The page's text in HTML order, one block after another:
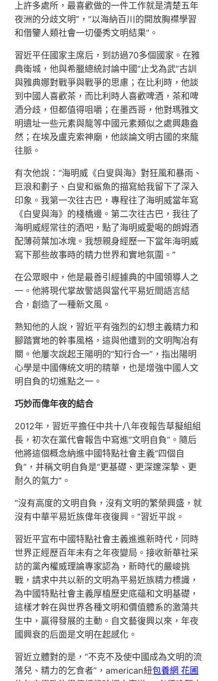
上許多處所，最喜歡做的一件工作就是清楚五年
夜洲的分歧文明”，“以海納百川的開放胸襟學習
和借鑒人類社會一切優秀文明結果”。
習近平任國家主席后，到訪過70多個國家。在雅
典衛城，他與希臘總統討論中國“止戈為武”古訓
與雅典娜對戰爭與戰爭的思慮；在比利時，他談
到中國人喜歡茶，而比利時人喜歡啤酒，茶和啤
酒分歧，但都值得咀嚼；在墨西哥，他對瑪雅文
明遺址一些元素與龍等中國元素類似之處興趣盎
然；在埃及盧克索神廟，他談論文明古國的來龍
往脈。
有次他說：“海明威《白叟與海》對狂風和暴雨、
巨浪和劃子、白叟和鯊魚的描寫給我留下了深入
印象。我第一次往古巴，專程往了海明威當年寫
《白叟與海》的棧橋邊。第二次往古巴，我往了
海明威經常往的酒吧，點了海明威愛喝的朗姆酒
配薄荷葉加冰塊。我想親身經歷一下當年海明威
寫下那些故事時的精力世界和實地氛圍。”
在公眾眼中，他是最善引經據典的中國領導人之
一。他將現代掌故警語與當代平易近間語言結
合，創造了一種新文風。
熟知他的人說，習近平有強烈的幻想主義精力和
腳踏實地的幹事風格，這與他遭到的文明陶冶有
關。他屢次說起王陽明的“知行合一”，指出陽明
心學是中國傳統文明的精華，也是增強中國人文
明自負的切進點之一。
巧妙而偉年夜的結合
2012年，習近平擔任中共十八年夜報告草擬組組
長，初次在黨代會報告中寫進“文明自負”。隨后
他將這個概念納進中國特點社會主義“四個自
負”，并稱文明自負是“更基礎、更深邃深摯、更
耐久的氣力”。
“沒有高度的文明自負，沒有文明的繁榮興盛，就
沒有中華平易近族偉年夜復興。”習近平說。
習近平宣布中國特點社會主義進進新時代，同時
世界正經歷百年未有之年夜變局。接收新華社采
訪的黨內權威理論專家認為，新時代的嚴峻挑
戰，請求中共以新的文明為平易近族精力標識，
為中國特點社會主義厚植歷史底蘊和文明基礎，
這樣才幹在與世界各種文明和價值體系的激蕩共
生中，贏得發展的主動。自文藝復興以來，年夜
國興衰的后面是文明在起感化。
習近立體對的是，“不克不及使中國成為文明的流
落兒、精力的乞食者”，american紐包養網 花圃